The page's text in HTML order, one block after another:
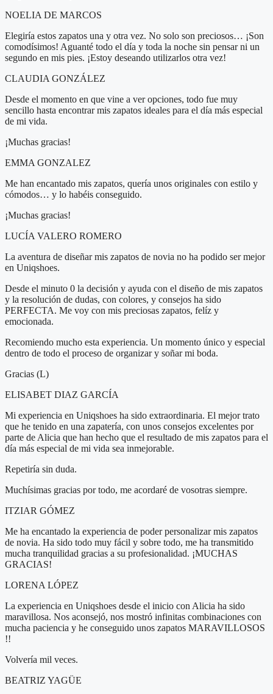
NOELIA DE MARCOS
Elegiría estos zapatos una y otra vez. No solo son preciosos… ¡Son
comodísimos! Aguanté todo el día y toda la noche sin pensar ni un
segundo en mis pies. ¡Estoy deseando utilizarlos otra vez!
CLAUDIA GONZÁLEZ
Desde el momento en que vine a ver opciones, todo fue muy
sencillo hasta encontrar mis zapatos ideales para el día más especial
de mi vida.
¡Muchas gracias!
EMMA GONZALEZ
Me han encantado mis zapatos, quería unos originales con estilo y
cómodos… y lo habéis conseguido.
¡Muchas gracias!
LUCÍA VALERO ROMERO
La aventura de diseñar mis zapatos de novia no ha podido ser mejor
en Uniqshoes.
Desde el minuto 0 la decisión y ayuda con el diseño de mis zapatos
y la resolución de dudas, con colores, y consejos ha sido
PERFECTA. Me voy con mis preciosas zapatos, felíz y
emocionada.
Recomiendo mucho esta experiencia. Un momento único y especial
dentro de todo el proceso de organizar y soñar mi boda.
Gracias (L)
ELISABET DIAZ GARCÍA
Mi experiencia en Uniqshoes ha sido extraordinaria. El mejor trato
que he tenido en una zapatería, con unos consejos excelentes por
parte de Alicia que han hecho que el resultado de mis zapatos para el
día más especial de mi vida sea inmejorable.
Repetiría sin duda.
Muchísimas gracias por todo, me acordaré de vosotras siempre.
ITZIAR GÓMEZ
Me ha encantado la experiencia de poder personalizar mis zapatos
de novia. Ha sido todo muy fácil y sobre todo, me ha transmitido
mucha tranquilidad gracias a su profesionalidad. ¡MUCHAS
GRACIAS!
LORENA LÓPEZ
La experiencia en Uniqshoes desde el inicio con Alicia ha sido
maravillosa. Nos aconsejó, nos mostró infinitas combinaciones con
mucha paciencia y he conseguido unos zapatos MARAVILLOSOS
!!
Volvería mil veces.
BEATRIZ YAGÜE